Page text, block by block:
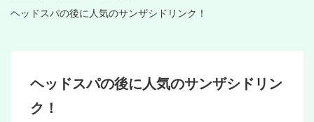
ヘッドスパの後に人気のサンザシドリンク！
ヘッドスパの後に人気のサンザシドリン
ク！